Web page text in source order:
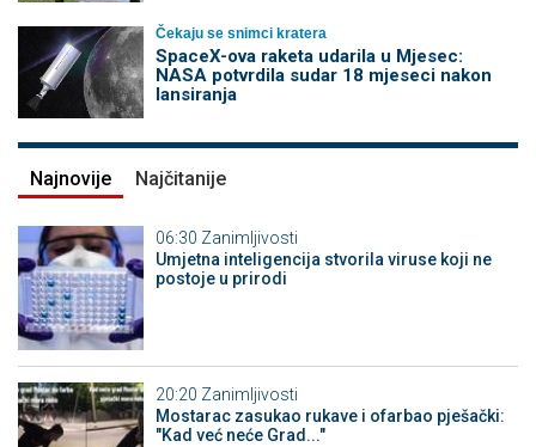
Čekaju se snimci kratera
SpaceX-ova raketa udarila u Mjesec:
NASA potvrdila sudar 18 mjeseci nakon
lansiranja
Najnovije Najčitanije
06:30 Zanimljivosti
Umjetna inteligencija stvorila viruse koji ne
postoje u prirodi
20:20 Zanimljivosti
Mostarac zasukao rukave i ofarbao pješački:
"Kad već neće Grad..."